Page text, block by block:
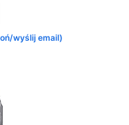
wyślij email)